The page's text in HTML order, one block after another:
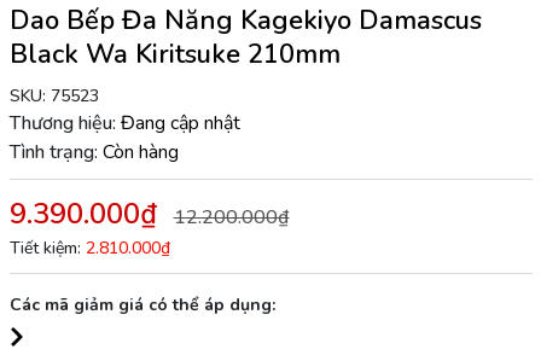
Dao Bếp Đa Năng Kagekiyo Damascus
Black Wa Kiritsuke 210mm
SKU: 75523
Thương hiệu: Đang cập nhật
Tình trạng: Còn hàng
9.390.000₫ 12.200.000₫
Tiết kiệm: 2.810.000₫
Các mã giảm giá có thể áp dụng: